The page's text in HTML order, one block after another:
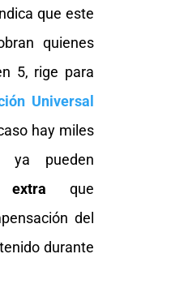
que este
quienes
5, rige para
Universal
hay miles
ya pueden
extraque
del
durante